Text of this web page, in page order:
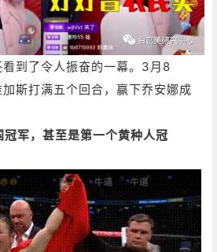
到了令人振奋的一幕。 3月8
斯打满五个回合，赢下乔安娜成
军，甚至是第一个黄种人冠